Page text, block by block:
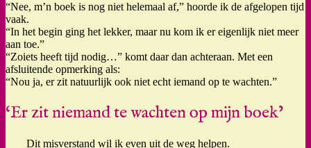
“Nee, m’n boek is nog niet helemaal af,” hoorde ik de afgelopen tijd
vaak.
“In het begin ging het lekker, maar nu kom ik er eigenlijk niet meer
aan toe.”
“Zoiets heeft tijd nodig…” komt daar dan achteraan. Met een
afsluitende opmerking als:
“Nou ja, er zit natuurlijk ook niet echt iemand op te wachten.”
‘Er zit niemand te wachten op mijn boek’
Dit misverstand wil ik even uit de weg helpen.